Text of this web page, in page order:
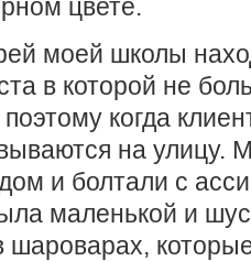
цвете.
моей школы
в которой не
когда
на улицу.
и болтали с
маленькой и
шароварах,